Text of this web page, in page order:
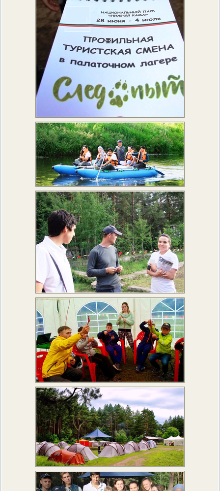
ПРОВЕРОЧНЫЙ ЛИСТ,
ПРИМЕНЯЕМЫЙ ПРИ
ОСУЩЕСТВЛЕНИИ
ГОСУДАРСТВЕННОГО
ОБЛАСТИ ОХРАНЫ И
ИСПОЛЬЗОВАНИЯ ООПТ
ФЕДЕРАЛЬНОГО ЗНАЧЕНИЯ
ПРОГРАММА ПРОФИЛАКТИКИ
ПЛАН ПРОВЕДЕНИЯ
КОНТРОЛЬНЫХ
МЕРОПРИЯТИЙ
ЗАПРАШИВАТЬСЯ
(НАДЗОРНЫМ) ОРГАНОМ У
КОНТРОЛИРУЕМОГО ЛИЦА